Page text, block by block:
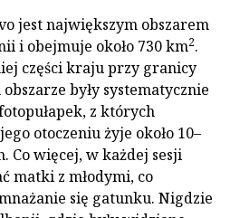
jest największym obszarem
i obejmuje około 730 km2.
części kraju przy granicy
były systematycznie
z których
otoczeniu żyje około 10–
Co więcej, w każdej sesji
matki z młodymi, co
się gatunku. Nigdzie